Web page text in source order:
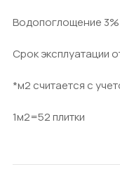
Водопоглощение 3%
Срок эксплуатации
*м2 считается с
1м2=52 плитки